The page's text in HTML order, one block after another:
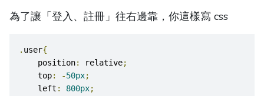
為了讓「登入、註冊」往右邊靠，你這樣寫 css
. user{
    position
: relative;
    top
: -50px;
    left
: 800px;